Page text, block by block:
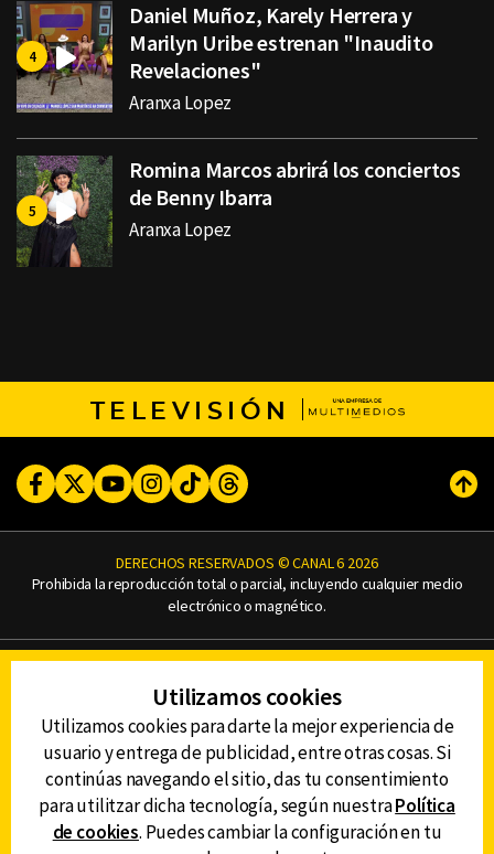
Daniel Muñoz, Karely Herrera y
Marilyn Uribe estrenan "Inaudito
Revelaciones"
Aranxa Lopez
Romina Marcos abrirá los conciertos
de Benny Ibarra
Aranxa Lopez
TELEVISIÓN
FacebookTwitterYoutubeInstagram
TikTokThreads
DERECHOS RESERVADOS © CANAL 6 2026
Prohibida la reproducción total o parcial, incluyendo cualquier medio
electrónico o magnético.
AVISO DE PRIVACIDAD
DEFENSORÍA DE LAS AUDIENCIAS
DESCARGA LA APP DE CANAL 6
Utilizamos cookies
Utilizamos cookies para darte la mejor experiencia de
usuario y entrega de publicidad, entre otras cosas. Si
continúas navegando el sitio, das tu consentimiento
para utilitzar dicha tecnología, según nuestraPolítica
de cookies. Puedes cambiar la configuración en tu